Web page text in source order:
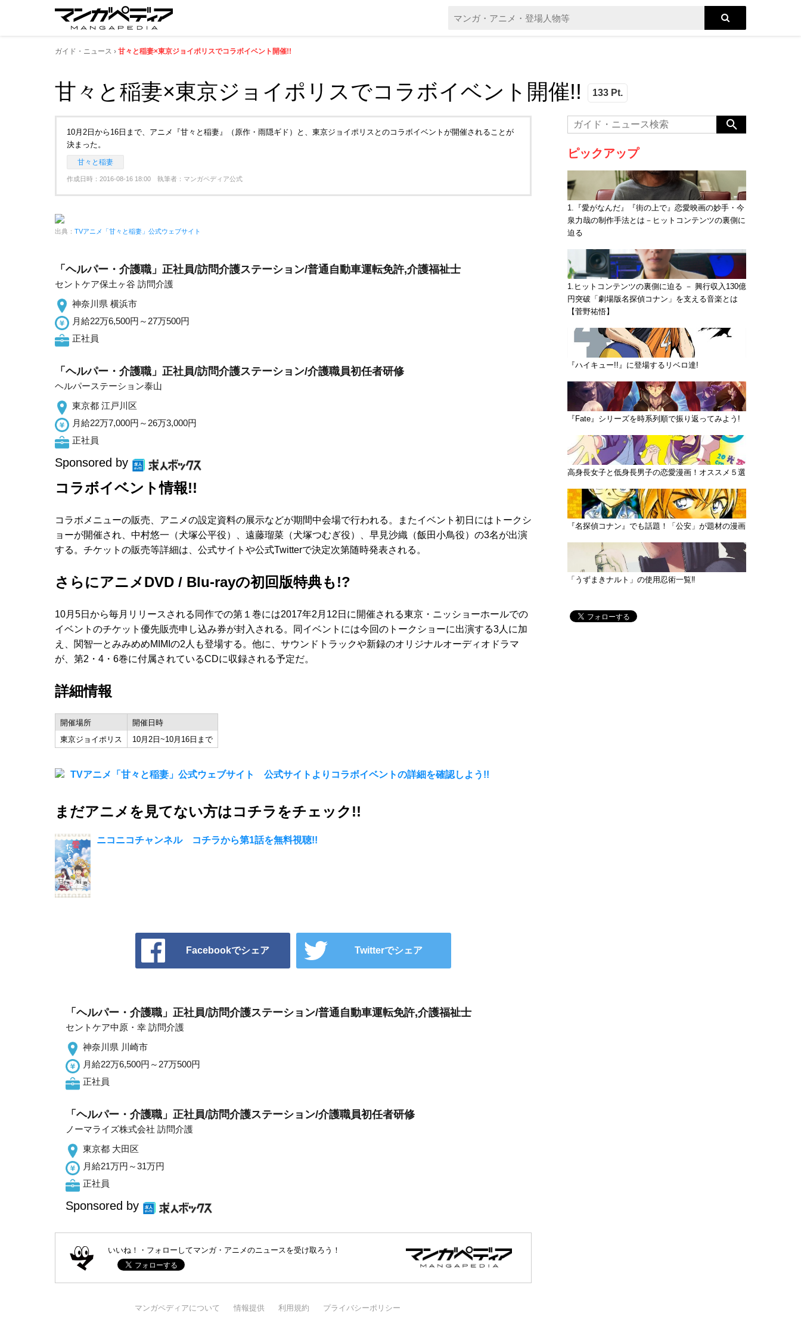
ガイド・ニュース 甘々と稲妻×東京ジョイポリスでコラボイベント開催!!
甘々と稲妻×東京ジョイポリスでコラボイベント開催!! 133 Pt.
10月2日から16日まで、アニメ『甘々と稲妻』（原作・雨隠ギド）と、東京ジョイポリスとのコラボイベントが開催されることが
決まった。
甘々と稲妻
作成日時：2016-08-16 18:00 執筆者：マンガペディア公式
出典： TVアニメ「甘々と稲妻」公式ウェブサイト
「ヘルパー・介護職」正社員/訪問介護ステーション/普通自動車運転免許,介護福祉士
セントケア保土ヶ谷 訪問介護
神奈川県 横浜市
月給22万6,500円～27万500円
正社員
「ヘルパー・介護職」正社員/訪問介護ステーション/介護職員初任者研修
ヘルパーステーション泰山
東京都 江戸川区
月給22万7,000円～26万3,000円
正社員
Sponsored by
コラボイベント情報!!
コラボメニューの販売、アニメの設定資料の展示などが期間中会場で行われる。またイベント初日にはトークシ
ョーが開催され、中村悠一（犬塚公平役）、遠藤瑠菜（犬塚つむぎ役）、早見沙織（飯田小鳥役）の3名が出演
する。チケットの販売等詳細は、公式サイトや公式Twitterで決定次第随時発表される。
さらにアニメDVD / Blu-rayの初回版特典も!?
10月5日から毎月リリースされる同作での第１巻には2017年2月12日に開催される東京・ニッショーホールでの
イベントのチケット優先販売申し込み券が封入される。同イベントには今回のトークショーに出演する3人に加
え、関智一とみみめめMIMIの2人も登場する。他に、サウンドトラックや新録のオリジナルオーディオドラマ
が、第2・4・6巻に付属されているCDに収録される予定だ。
詳細情報
開催場所
開催日時
東京ジョイポリス
10月2日~10月16日まで
TVアニメ「甘々と稲妻」公式ウェブサイト 公式サイトよりコラボイベントの詳細を確認しよう!!
まだアニメを見てない方はコチラをチェック!!
ニコニコチャンネル コチラから第1話を無料視聴!!
Facebookでシェア Twitterでシェア
「ヘルパー・介護職」正社員/訪問介護ステーション/普通自動車運転免許,介護福祉士
セントケア中原・幸 訪問介護
神奈川県 川崎市
月給22万6,500円～27万500円
正社員
「ヘルパー・介護職」正社員/訪問介護ステーション/介護職員初任者研修
ノーマライズ株式会社 訪問介護
東京都 大田区
月給21万円～31万円
正社員
Sponsored by
ピックアップ
1.『愛がなんだ』『街の上で』恋愛映画の妙手・今
泉力哉の制作手法とは－ヒットコンテンツの裏側に
迫る
1.ヒットコンテンツの裏側に迫る － 興行収入130億
円突破「劇場版名探偵コナン」を支える音楽とは
【菅野祐悟】
『ハイキュー!!』に登場するリベロ達!
『Fate』シリーズを時系列順で振り返ってみよう!
高身長女子と低身長男子の恋愛漫画！オススメ５選
『名探偵コナン』でも話題！「公安」が題材の漫画
「うずまきナルト」の使用忍術一覧‼
いいね！・フォローしてマンガ・アニメのニュースを受け取ろう！
マンガペディアについて 情報提供 利用規約 プライバシーポリシー